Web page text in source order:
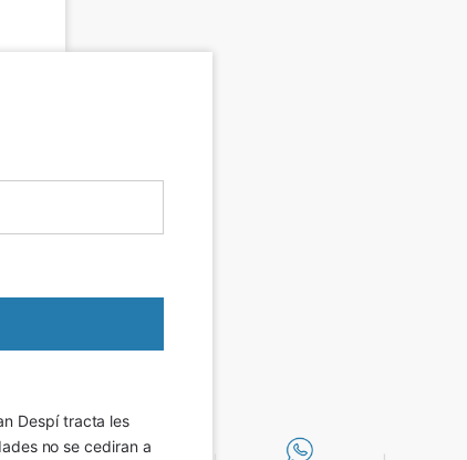
Despí tracta les
no se cediran a